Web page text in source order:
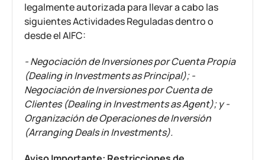
legalmente autorizada para llevar a cabo las
siguientes Actividades Reguladas dentro o
desde el AIFC:
- Negociación de Inversiones por Cuenta Propia
(Dealing in Investments as Principal); -
Negociación de Inversiones por Cuenta de
Clientes (Dealing in Investments as Agent); y -
Organización de Operaciones de Inversión
(Arranging Deals in Investments).